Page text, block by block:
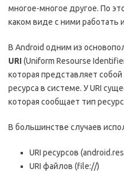
многое-многое другое. По
каком виде с ними работать
В Android одним из
URI(Uniform Resourse
которая представляет
ресурса в системе. У URI
которая сообщает тип
В большинстве случаев
URI ресурсов
URI файлов (file://)